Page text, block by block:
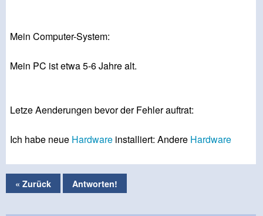
Mein Computer-System:
Mein PC ist etwa 5-6 Jahre alt.
Letze Aenderungen bevor der Fehler auftrat:
Ich habe neue Hardware installiert: Andere Hardware
« Zurück Antworten!